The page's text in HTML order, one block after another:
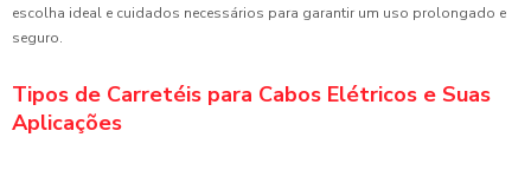
escolha ideal e cuidados necessários para garantir um uso prolongado e
seguro.
Tipos de Carretéis para Cabos Elétricos e Suas
Aplicações